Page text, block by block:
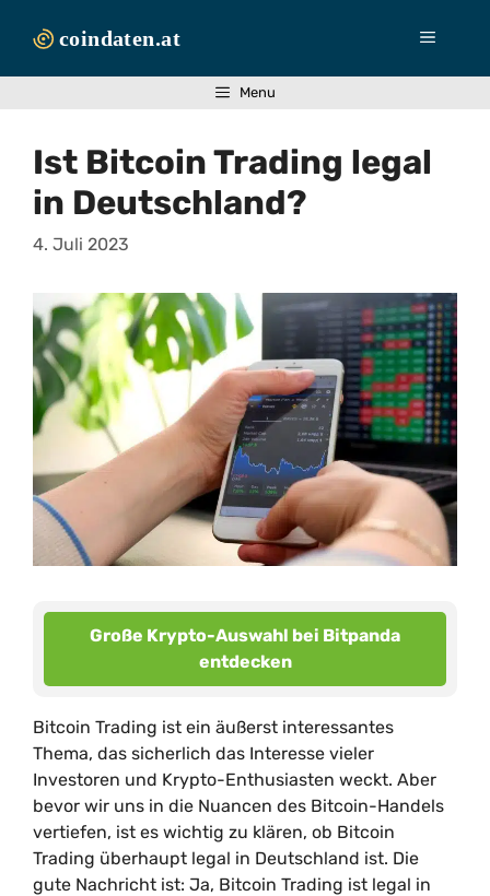
Inhalt
Menü
Menu
Ist Bitcoin Trading legal
in Deutschland?
4. Juli 2023
Große Krypto-Auswahl bei Bitpanda
entdecken
Bitcoin Trading ist ein äußerst interessantes
Thema, das sicherlich das Interesse vieler
Investoren und Krypto-Enthusiasten weckt. Aber
bevor wir uns in die Nuancen des Bitcoin-Handels
vertiefen, ist es wichtig zu klären, ob Bitcoin
Trading überhaupt legal in Deutschland ist. Die
gute Nachricht ist: Ja, Bitcoin Trading ist legal in